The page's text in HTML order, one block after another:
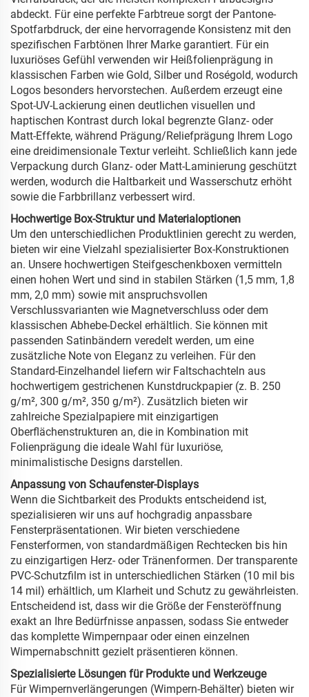
abdeckt. Für eine perfekte Farbtreue sorgt der Pantone-
Spotfarbdruck, der eine hervorragende Konsistenz mit den
spezifischen Farbtönen Ihrer Marke garantiert. Für ein
luxuriöses Gefühl verwenden wir Heißfolienprägung in
klassischen Farben wie Gold, Silber und Roségold, wodurch
Logos besonders hervorstechen. Außerdem erzeugt eine
Spot-UV-Lackierung einen deutlichen visuellen und
haptischen Kontrast durch lokal begrenzte Glanz- oder
Matt-Effekte, während Prägung/Reliefprägung Ihrem Logo
eine dreidimensionale Textur verleiht. Schließlich kann jede
Verpackung durch Glanz- oder Matt-Laminierung geschützt
werden, wodurch die Haltbarkeit und Wasserschutz erhöht
sowie die Farbbrillanz verbessert wird.
Hochwertige Box-Struktur und Materialoptionen
Um den unterschiedlichen Produktlinien gerecht zu werden,
bieten wir eine Vielzahl spezialisierter Box-Konstruktionen
an. Unsere hochwertigen Steifgeschenkboxen vermitteln
einen hohen Wert und sind in stabilen Stärken (1,5 mm, 1,8
mm, 2,0 mm) sowie mit anspruchsvollen
Verschlussvarianten wie Magnetverschluss oder dem
klassischen Abhebe-Deckel erhältlich. Sie können mit
passenden Satinbändern veredelt werden, um eine
zusätzliche Note von Eleganz zu verleihen. Für den
Standard-Einzelhandel liefern wir Faltschachteln aus
hochwertigem gestrichenen Kunstdruckpapier (z. B. 250
g/m², 300 g/m², 350 g/m²). Zusätzlich bieten wir
zahlreiche Spezialpapiere mit einzigartigen
Oberflächenstrukturen an, die in Kombination mit
Folienprägung die ideale Wahl für luxuriöse,
minimalistische Designs darstellen.
Anpassung von Schaufenster-Displays
Wenn die Sichtbarkeit des Produkts entscheidend ist,
spezialisieren wir uns auf hochgradig anpassbare
Fensterpräsentationen. Wir bieten verschiedene
Fensterformen, von standardmäßigen Rechtecken bis hin
zu einzigartigen Herz- oder Tränenformen. Der transparente
PVC-Schutzfilm ist in unterschiedlichen Stärken (10 mil bis
14 mil) erhältlich, um Klarheit und Schutz zu gewährleisten.
Entscheidend ist, dass wir die Größe der Fensteröffnung
exakt an Ihre Bedürfnisse anpassen, sodass Sie entweder
das komplette Wimpernpaar oder einen einzelnen
Wimpernabschnitt gezielt präsentieren können.
Spezialisierte Lösungen für Produkte und Werkzeuge
Für Wimpernverlängerungen (Wimpern-Behälter) bieten wir